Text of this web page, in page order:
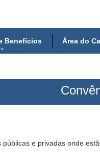
Benefícios Área do
e privadas onde